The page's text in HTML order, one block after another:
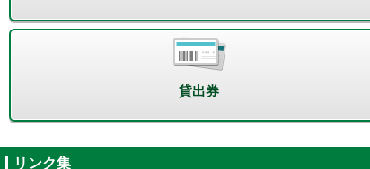
貸出券
リンク集